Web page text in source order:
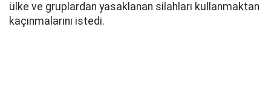
ülke ve gruplardan yasaklanan silahları kullanmaktan
kaçınmalarını istedi.